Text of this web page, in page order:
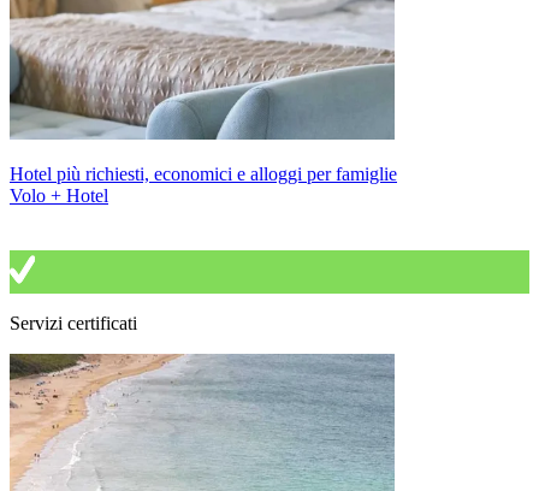
Hotel più richiesti, economici e alloggi per famiglie
Volo + Hotel
Servizi certificati